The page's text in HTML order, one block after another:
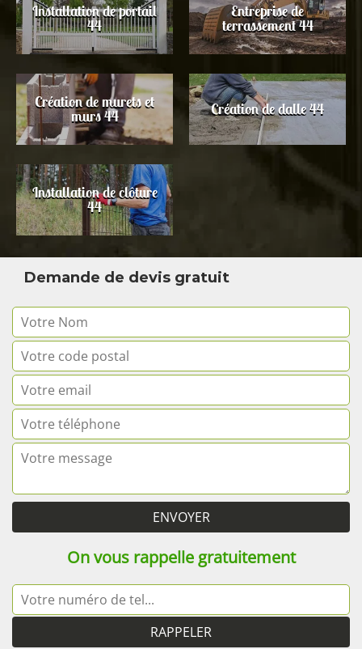
Installation de portail
44
Entreprise de
terrassement 44
Création de murets et
murs 44 Création de dalle 44
Installation de clôture
44
Demande de devis gratuit
On vous rappelle gratuitement